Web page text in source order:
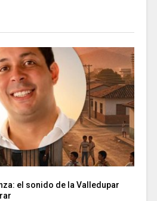
el sonido de la Valledupar